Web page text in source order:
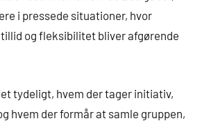
i pressede situationer, hvor
og fleksibilitet bliver afgørende
tydeligt, hvem der tager initiativ,
hvem der formår at samle gruppen,